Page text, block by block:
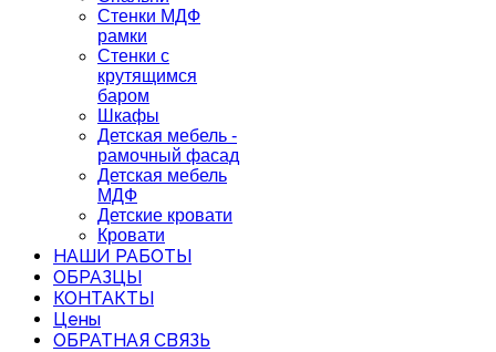
Стенки МДФ
рамки
Стенки с
крутящимся
баром
Шкафы
Детская мебель -
рамочный фасад
Детская мебель
МДФ
Детские кровати
Кровати
НАШИ РАБОТЫ
ОБРАЗЦЫ
КОНТАКТЫ
Цены
ОБРАТНАЯ СВЯЗЬ